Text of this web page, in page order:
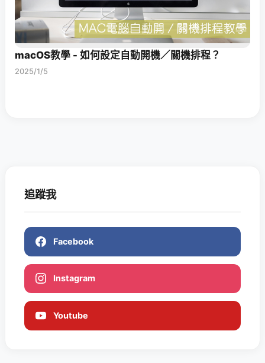
macOS教學 - 如何設定自動開機／關機排程？
2025/1/5
追蹤我
Facebook
Instagram
Youtube